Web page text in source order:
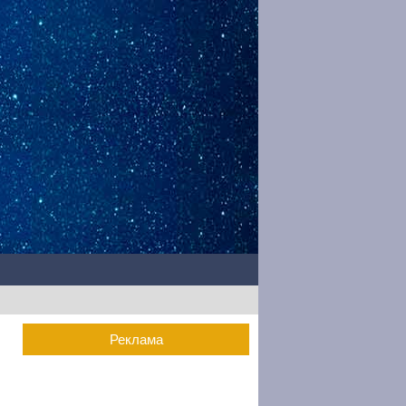
Реклама